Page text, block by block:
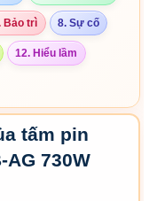
Bảo trì 8. Sự cố
12. Hiểu lầm
tấm pin
AG 730W